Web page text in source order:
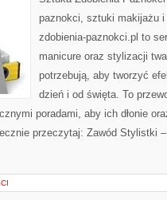
paznokci, sztuki makijażu
zdobienia-paznokci.pl to
manicure oraz stylizacji
potrzebują, aby tworzyć
dzień i od święta. To
poradami, aby ich dłonie
przeczytaj: Zawód Stylistki